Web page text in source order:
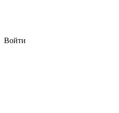
Войти